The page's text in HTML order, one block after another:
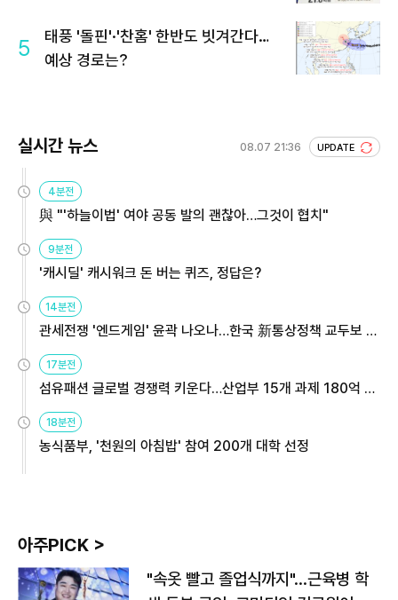
5
태풍 '돌핀'·'찬홈' 한반도 빗겨간다…
예상 경로는?
실시간 뉴스 08.07 21:36 UPDATE
4분전
與 "'하늘이법' 여야 공동 발의 괜찮아…그것이 협치"
9분전
'캐시딜' 캐시워크 돈 버는 퀴즈, 정답은?
14분전
관세전쟁 '엔드게임' 윤곽 나오나…한국 新통상정책 교두보 활
용해야
17분전
섬유패션 글로벌 경쟁력 키운다…산업부 15개 과제 180억 지
원
18분전
농식품부, '천원의 아침밥' 참여 200개 대학 선정
아주PICK >
"속옷 빨고 졸업식까지"…근육병 학